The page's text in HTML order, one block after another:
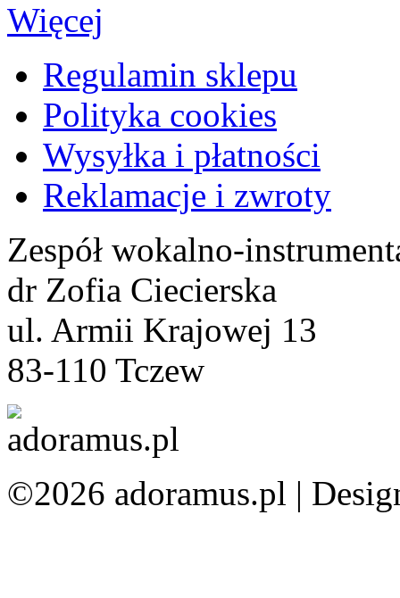
Więcej
Regulamin sklepu
Polityka cookies
Wysyłka i płatności
Reklamacje i zwroty
Zespół wokalno-
dr Zofia Ciecierska
ul. Armii Krajowej 13
83-110 Tczew
©2026 adoramus.pl |